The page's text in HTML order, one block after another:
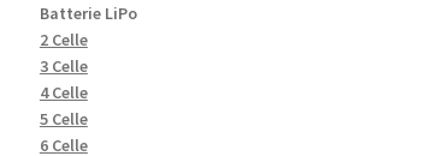
Batterie LiPo
2 Celle
3 Celle
4 Celle
5 Celle
6 Celle